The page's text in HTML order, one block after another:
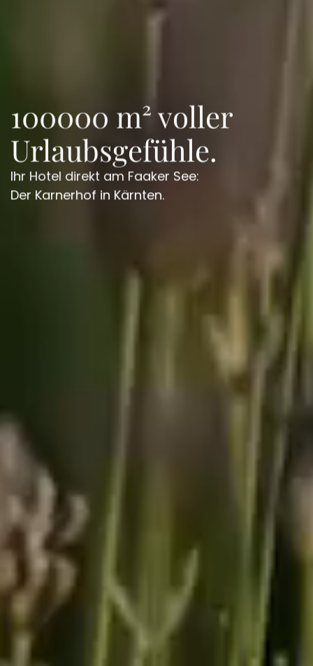
100000 m² voller
Urlaubsgefühle.
Ihr Hotel direkt am Faaker See:
Der Karnerhof in Kärnten.